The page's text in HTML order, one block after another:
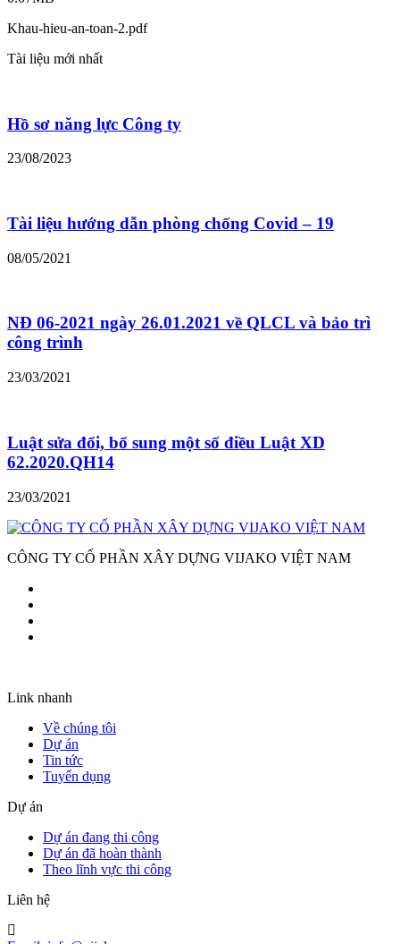
Khau-hieu-an-toan-2.pdf
Tài liệu mới nhất
Hồ sơ năng lực Công ty
23/08/2023
Tài liệu hướng dẫn phòng chống Covid – 19
08/05/2021
NĐ 06-2021 ngày 26.01.2021 về QLCL và bảo trì
công trình
23/03/2021
Luật sửa đổi, bổ sung một số điều Luật XD
62.2020.QH14
23/03/2021
CÔNG TY CỔ PHẦN XÂY DỰNG VIJAKO VIỆT NAM
Link nhanh
Về chúng tôi
Dự án
Tin tức
Tuyển dụng
Dự án
Dự án đang thi công
Dự án đã hoàn thành
Theo lĩnh vực thi công
Liên hệ